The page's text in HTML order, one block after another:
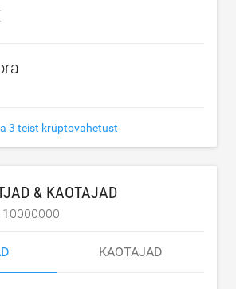
3 teist krüptovahetust
& KAOTAJAD
10000000
KAOTAJAD